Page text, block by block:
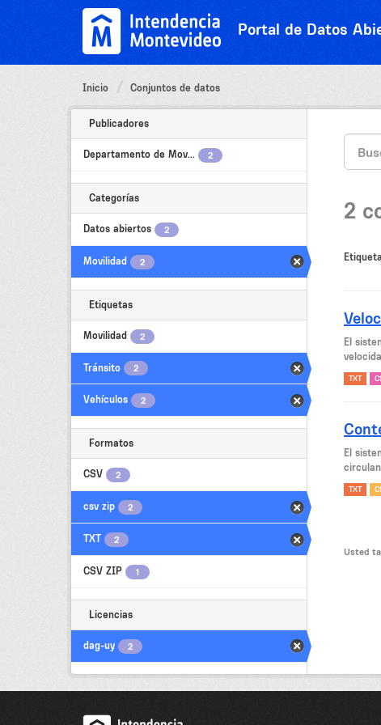
Portal de Datos
Inicio Conjuntos de datos
Publicadores
Departamento de Mov... 2
Categorías
Datos abiertos 2
Movilidad 2
Etiquetas
Movilidad 2
Tránsito 2
Vehículos 2
Formatos
CSV 2
csv zip 2
TXT 2
CSV ZIP 1
Licencias
dag-uy 2
2
El
TXT
El
TXT
Usted